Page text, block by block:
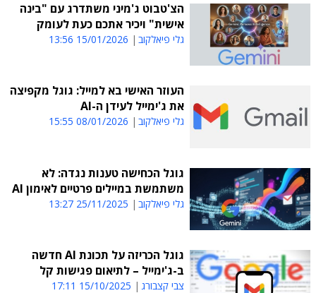
הצ'טבוט ג'מיני משתדרג עם "בינה
אישית" ויכיר אתכם כעת לעומק
גלי פיאלקוב 15/01/2026 13:56
העוזר האישי בא למייל: גוגל מקפיצה
את ג'ימייל לעידן ה-AI
גלי פיאלקוב 08/01/2026 15:55
גוגל הכחישה טענות נגדה: לא
משתמשת במיילים פרטיים לאימון AI
גלי פיאלקוב 25/11/2025 13:27
גוגל הכריזה על תכונת AI חדשה
ב-ג'ימייל – לתיאום פגישות קל
צבי קצבורג 15/10/2025 17:11